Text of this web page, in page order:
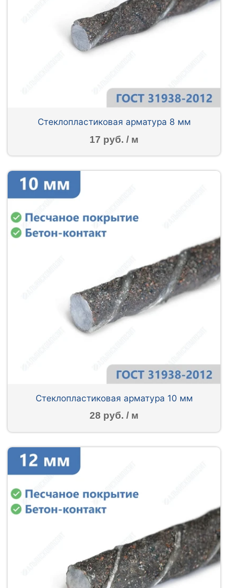
Стеклопластиковая арматура 8 мм
17 руб. / м
Стеклопластиковая арматура 10 мм
28 руб. / м